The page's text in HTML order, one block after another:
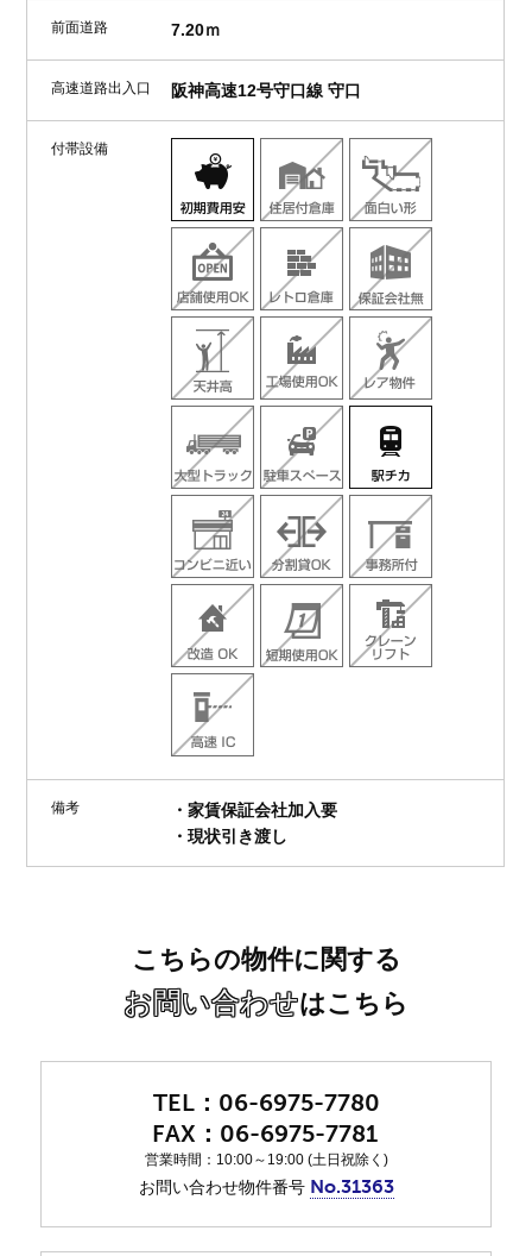
前面道路 7.20ｍ
高速道路出入口 阪神高速12号守口線 守口
付帯設備
備考
・家賃保証会社加入要
・現状引き渡し
こちらの物件に関する
お問い合わせはこちら
06-6975-7780
06-6975-7781
営業時間：10:00～19:00 (土日祝除く)
お問い合わせ物件番号 No.31363